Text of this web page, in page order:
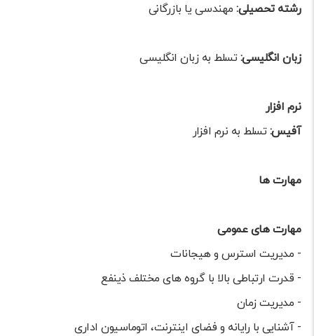
رشته تحصیلی: مهندسی یا بازرگانی
زبان انگلیسی:تسلط به زبان انگلیسی
نرم افزار
آفیس:تسلط به نرم افزار
مهارت ها
مهارت های عمومی
- مدیریت استرس و هیجانات
- قدرت ارتباطی بالا با گروه های مختلف ذینفع
- مدیریت زمان
- آشنایی با رایانه و فضای اینترنت، اتوماسیون اداری